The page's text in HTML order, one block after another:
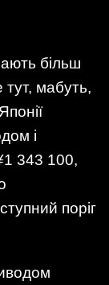
більш
тут, мабуть,
і
343 100,
поріг